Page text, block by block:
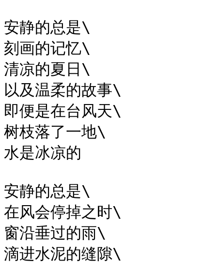
安静的总是\
刻画的记忆\
清凉的夏日\
以及温柔的故事\
即便是在台风天\
树枝落了一地\
水是冰凉的
安静的总是\
在风会停掉之时\
窗沿垂过的雨\
滴进水泥的缝隙\